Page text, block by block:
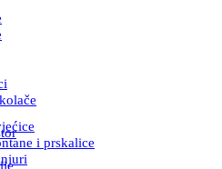
i prskalice